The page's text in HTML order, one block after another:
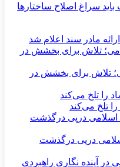
سراغ اصلاح ساختارها
تلاش برای بخشش در
تلخ می‌کند
درپی درگذشت